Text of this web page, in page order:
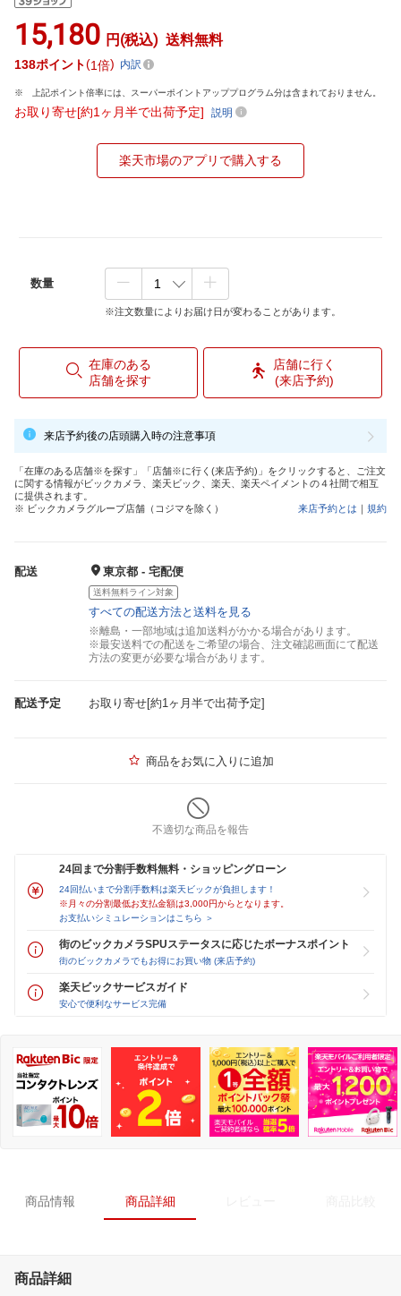
15,180 円(税込) 送料無料
138ポイント 1倍 内訳
上記ポイント倍率には、スーパーポイントアッププログラム分は含まれておりません。
お取り寄せ[約1ヶ月半で出荷予定] 説明
楽天市場のアプリで購入する
数量
※注文数量によりお届け日が変わることがあります。
在庫のある
店舗を探す
店舗に行く
(来店予約)
来店予約後の店頭購入時の注意事項
「在庫のある店舗※を探す」「店舗※に行く(来店予約)」をクリックすると、ご注文
に関する情報がビックカメラ、楽天ビック、楽天、楽天ペイメントの４社間で相互
に提供されます。
※ ビックカメラグループ店舗（コジマを除く）
来店予約とは ｜ 規約
配送 東京都 - 宅配便
送料無料ライン対象
すべての配送方法と送料を見る
※離島・一部地域は追加送料がかかる場合があります。
※最安送料での配送をご希望の場合、注文確認画面にて配送
方法の変更が必要な場合があります。
配送予定 お取り寄せ[約1ヶ月半で出荷予定]
商品をお気に入りに追加
不適切な商品を報告
24回まで分割手数料無料・ショッピングローン
24回払いまで分割手数料は楽天ビックが負担します！
※月々の分割最低お支払金額は3,000円からとなります。
お支払いシミュレーションはこちら ＞
街のビックカメラSPUステータスに応じたボーナスポイント
街のビックカメラでもお得にお買い物 (来店予約)
楽天ビックサービスガイド
安心で便利なサービス完備
商品情報 商品詳細
商品詳細